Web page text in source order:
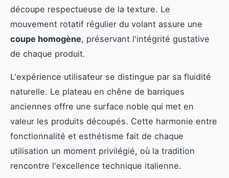
découpe respectueuse de la texture. Le
mouvement rotatif régulier du volant assure une
coupe homogène, préservant l'intégrité gustative
de chaque produit.
L'expérience utilisateur se distingue par sa fluidité
naturelle. Le plateau en chêne de barriques
anciennes offre une surface noble qui met en
valeur les produits découpés. Cette harmonie entre
fonctionnalité et esthétisme fait de chaque
utilisation un moment privilégié, où la tradition
rencontre l'excellence technique italienne.